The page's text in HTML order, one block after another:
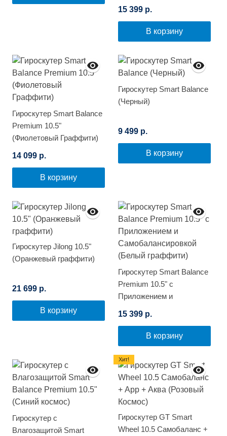
(Граффити)
15 399 р.
В корзину
Гироскутер Smart Balance
Premium 10.5"
(Фиолетовый Граффити)
14 099 р.
В корзину
Гироскутер Smart Balance
(Черный)
9 499 р.
В корзину
Гироскутер Jilong 10.5"
(Оранжевый граффити)
21 699 р.
В корзину
Гироскутер Smart Balance
Premium 10.5" с
Приложением и
(Белый граффити)
15 399 р.
В корзину
Гироскутер с
Влагозащитой Smart
Гироскутер GT Smart
Wheel 10.5 Самобаланс +
Хит!